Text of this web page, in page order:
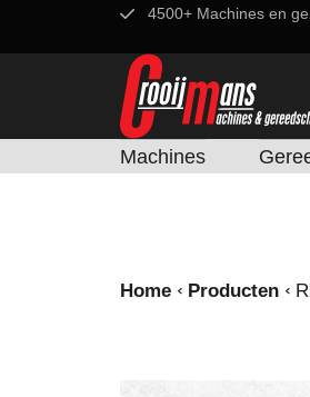
4500+ Machines en
Machines
Home Producten